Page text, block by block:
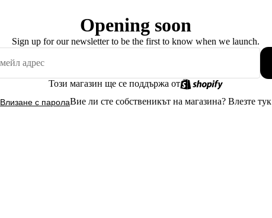
Opening soon
Sign up for our newsletter to be the first to know when we launch.
Този магазин ще се поддържа от
Влизане с паролаВие ли сте собственикът на магазина? Влезте тук